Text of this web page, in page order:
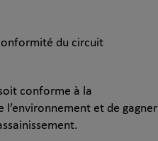
du circuit
conforme à la
et de gagner